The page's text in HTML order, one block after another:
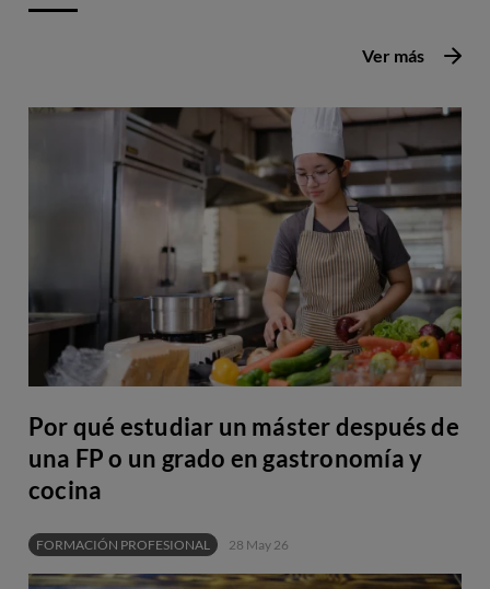
Por qué estudiar un máster después de
una FP o un grado en gastronomía y
cocina
FORMACIÓN PROFESIONAL 28 May 26
Ver más